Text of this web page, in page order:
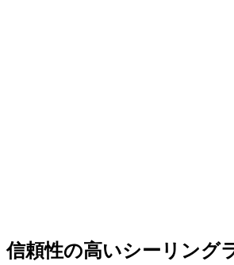
信頼性の高いシーリング